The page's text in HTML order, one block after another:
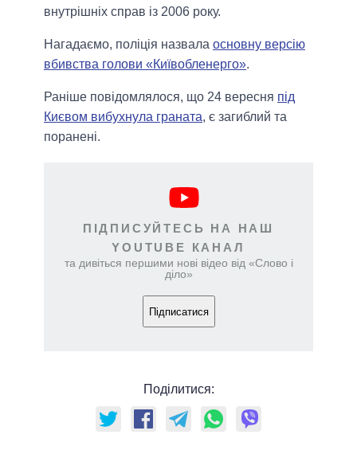
внутрішніх справ із 2006 року.
Нагадаємо, поліція назвала основну версію
вбивства голови «Київобленерго».
Раніше повідомлялося, що 24 вересня під
Києвом вибухнула граната, є загиблий та
поранені.
ПІДПИСУЙТЕСЬ НА НАШ
YOUTUBE КАНАЛ
та дивіться першими нові відео від «Слово і
діло»
Підписатися
Поділитися: